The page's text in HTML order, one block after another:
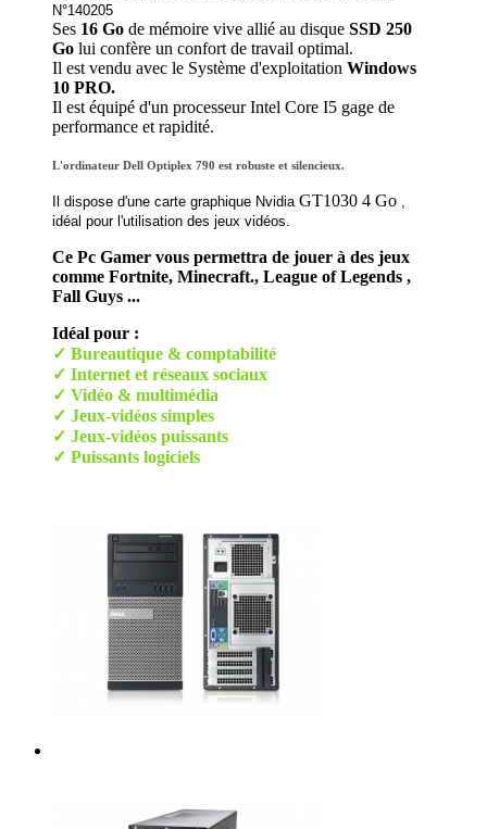
N°140205
Ses 16 Go de mémoire vive allié au disque SSD 250
Go lui confère un confort de travail optimal.
Il est vendu avec le Système d'exploitation Windows
10 PRO.
Il est équipé d'un processeur Intel Core I5 gage de
performance et rapidité.
L'ordinateur Dell Optiplex 790 est robuste et silencieux.
Il dispose d'une carte graphique Nvidia GT1030 4 Go
idéal pour l'utilisation des jeux vidéos.
Ce Pc Gamer vous permettra de jouer à des jeux
comme Fortnite, Minecraft., League of Legends ,
Fall Guys ...
Idéal pour :
✓ Bureautique & comptabilité
✓ Internet et réseaux sociaux
✓ Vidéo & multimédia
✓ Jeux-vidéos simples
✓ Jeux-vidéos puissants
✓ Puissants logiciels